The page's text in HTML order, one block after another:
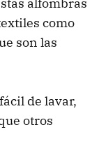
como
son las
de lavar,
otros